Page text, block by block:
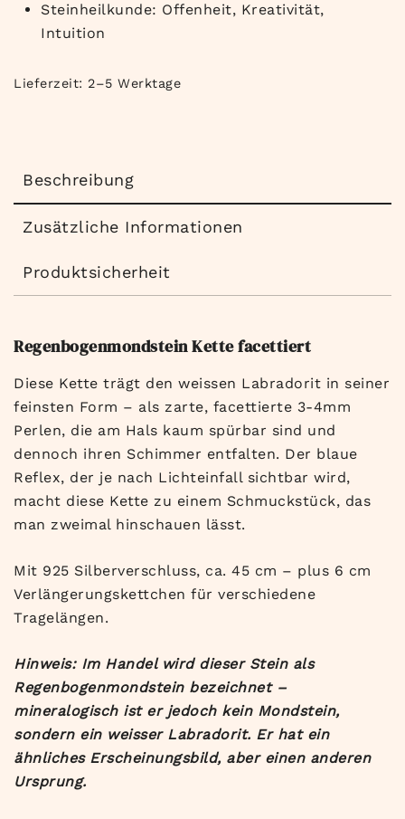
Steinheilkunde: Offenheit, Kreativität,
Intuition
Lieferzeit: 2–5 Werktage
Beschreibung
Zusätzliche Informationen
Produktsicherheit
Regenbogenmondstein Kette facettiert
Diese Kette trägt den weissen Labradorit in seiner
feinsten Form – als zarte, facettierte 3-4mm
Perlen, die am Hals kaum spürbar sind und
dennoch ihren Schimmer entfalten. Der blaue
Reflex, der je nach Lichteinfall sichtbar wird,
macht diese Kette zu einem Schmuckstück, das
man zweimal hinschauen lässt.
Mit 925 Silberverschluss, ca. 45 cm – plus 6 cm
Verlängerungskettchen für verschiedene
Tragelängen.
Hinweis: Im Handel wird dieser Stein als
Regenbogenmondstein bezeichnet –
mineralogisch ist er jedoch kein Mondstein,
sondern ein weisser Labradorit. Er hat ein
ähnliches Erscheinungsbild, aber einen anderen
Ursprung.